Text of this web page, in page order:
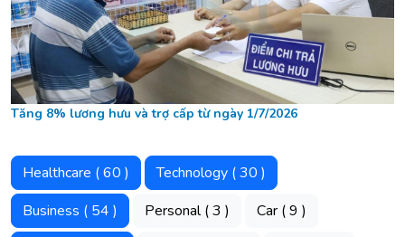
Tăng 8% lương hưu và trợ cấp từ ngày 1/7/2026
Healthcare ( 60 )
Technology ( 30 )
Business ( 54 )
Personal ( 3 )
Car ( 9 )